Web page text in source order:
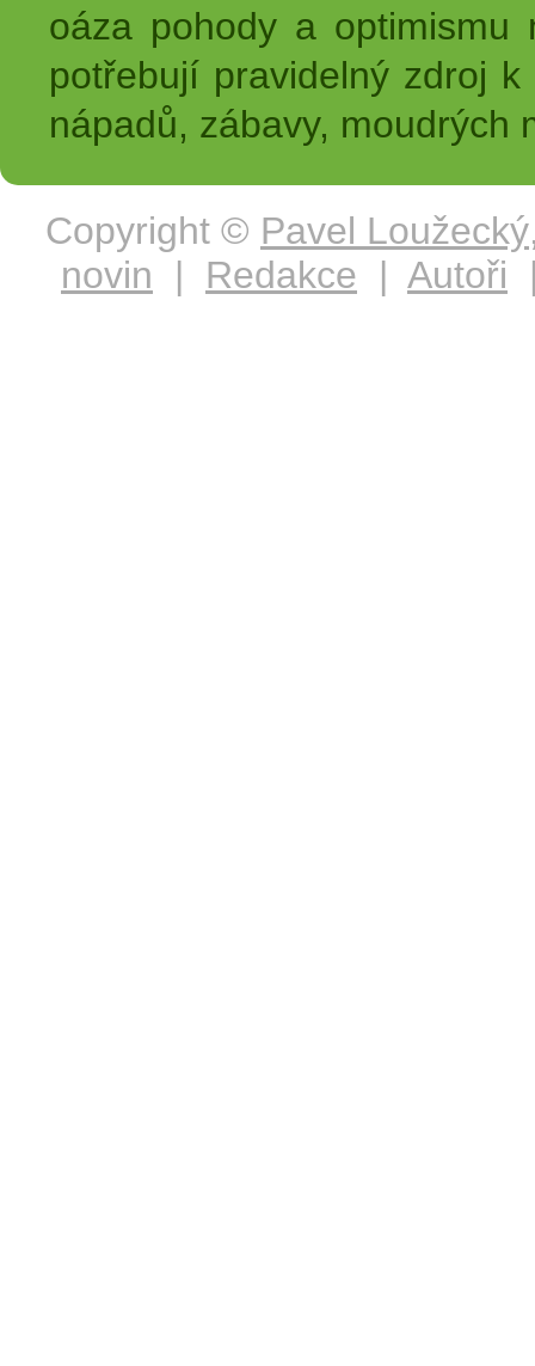
oáza pohody a
potřebují pravidelný zdroj
nápadů, zábavy, moudrých
Copyright © Pavel Loužecký
novin | Redakce | Autoři